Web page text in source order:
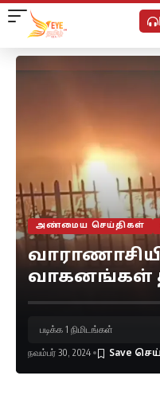
அண்மைய செய்திகள்
வாகனங்கள்
நவம்பர் 30, 2024
படிக்க 1 நிமிடங்கள்